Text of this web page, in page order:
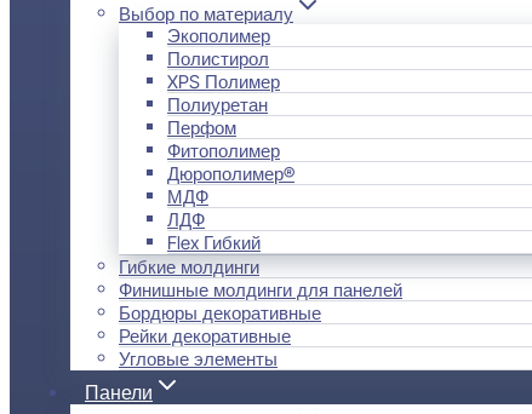
Выбор по материалу
Экополимер
Полистирол
XPS Полимер
Полиуретан
Перфом
Фитополимер
Дюрополимер®
МДФ
ЛДФ
Flex Гибкий
Гибкие молдинги
Финишные молдинги для панелей
Бордюры декоративные
Рейки декоративные
Угловые элементы
Панели